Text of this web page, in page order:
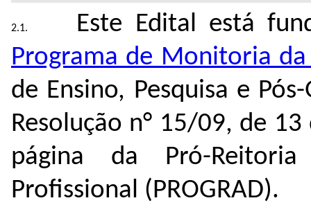
Este Edital está
Programa de Monitoria da
de Ensino, Pesquisa e
Resolução n° 15/09, de
página da Pró-
Profissional (PROGRAD).